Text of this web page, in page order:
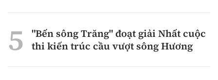
"Bến sông Trăng" đoạt giải Nhất cuộc
thi kiến trúc cầu vượt sông Hương